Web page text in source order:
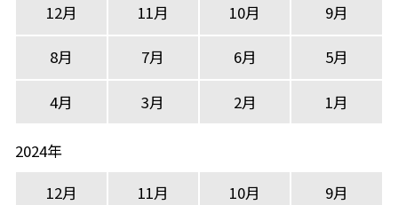
12月
11月 10月 9月
8月 7月 6月 5月
4月 3月 2月 1月
2024年
12月
11月 10月 9月